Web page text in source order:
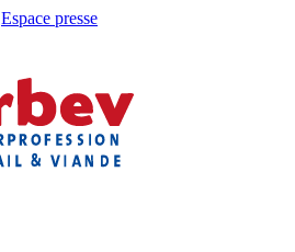
Espace presse